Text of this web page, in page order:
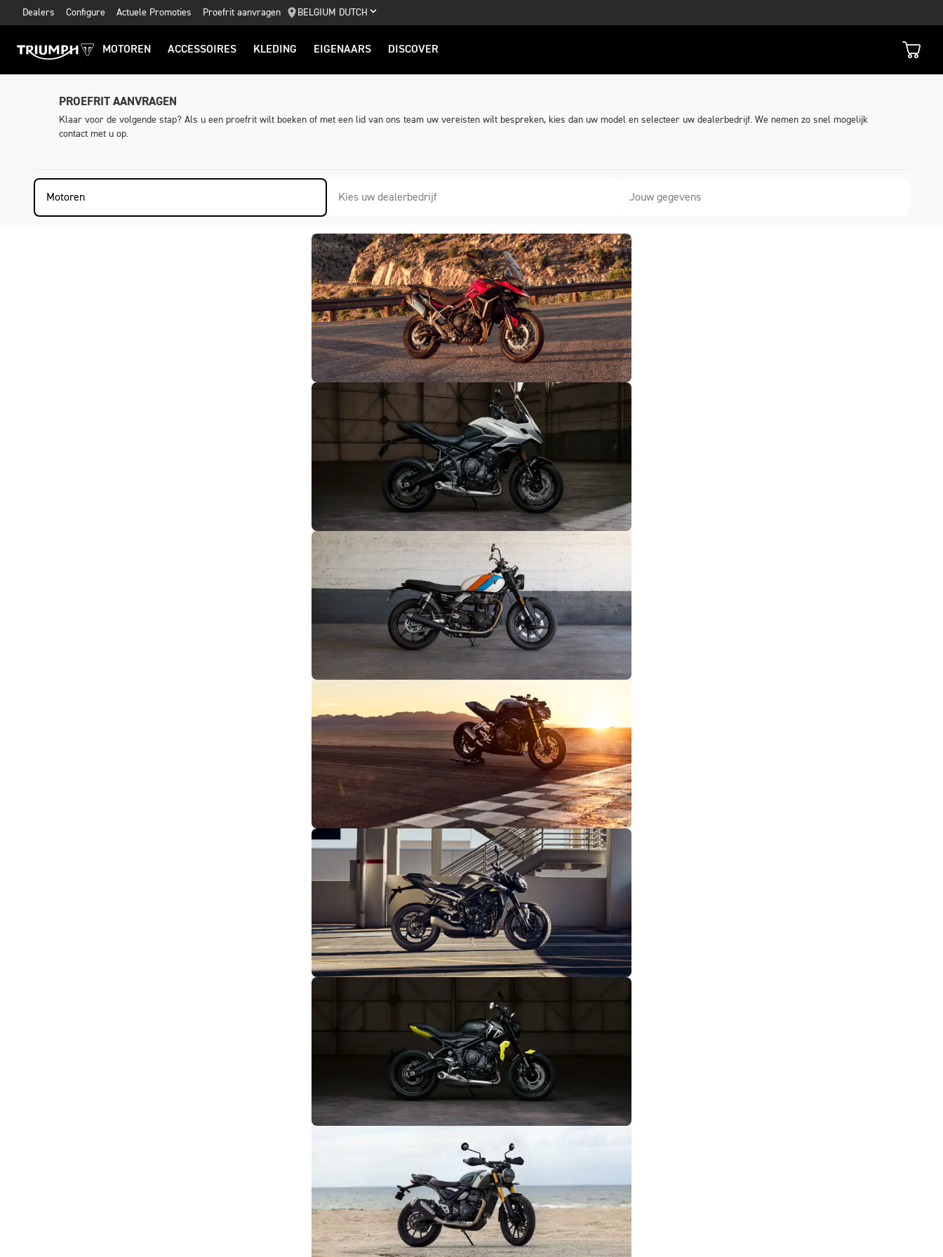
Dealers Configure Actuele Promoties Proefrit aanvragen BELGIUM DUTCH
MOTOREN ACCESSOIRES KLEDING EIGENAARS DISCOVER
PROEFRIT AANVRAGEN
Klaar voor de volgende stap? Als u een proefrit wilt boeken of met een lid van ons team uw vereisten wilt bespreken, kies dan uw model en selecteer uw dealerbedrijf. We nemen zo snel mogelijk
contact met u op.
Motoren Kies uw dealerbedrijf Jouw gegevens